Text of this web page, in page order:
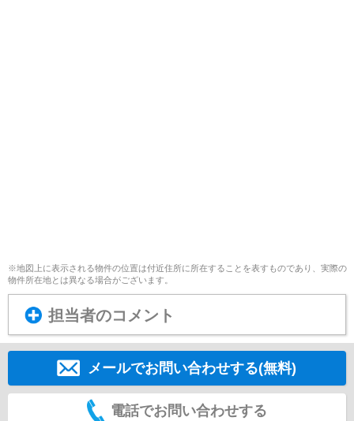
※地図上に表示される物件の位置は付近住所に所在することを表すものであり、実際の
物件所在地とは異なる場合がございます。
担当者のコメント
メールでお問い合わせする(無料)
電話でお問い合わせする